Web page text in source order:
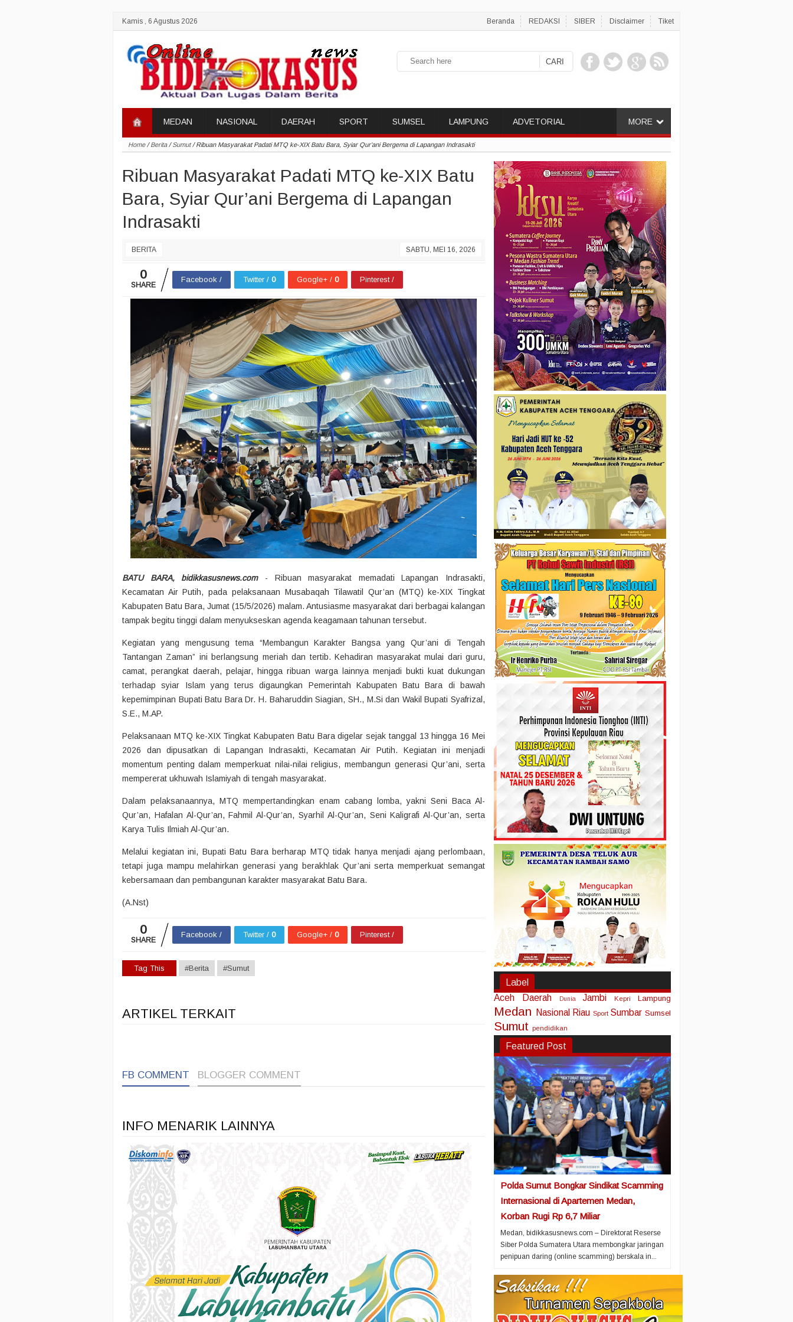
Kamis , 6 Agustus 2026 Beranda REDAKSI SIBER Disclaimer Tiket
MORE
MEDAN NASIONAL DAERAH SPORT SUMSEL LAMPUNG ADVETORIAL
Home/Berita/Sumut/Ribuan Masyarakat Padati MTQ ke-XIX Batu Bara, Syiar Qur’ani Bergema di Lapangan Indrasakti
Ribuan Masyarakat Padati MTQ ke-XIX Batu
Bara, Syiar Qur’ani Bergema di Lapangan
Indrasakti
BERITA SABTU, MEI 16, 2026
0
SHARE
Facebook / Twitter / 0 Google+ / 0 Pinterest /
BATU BARA, bidikkasusnews.com- Ribuan masyarakat memadati Lapangan Indrasakti,
Kecamatan Air Putih, pada pelaksanaan Musabaqah Tilawatil Qur’an (MTQ) ke-XIX Tingkat
Kabupaten Batu Bara, Jumat (15/5/2026) malam. Antusiasme masyarakat dari berbagai kalangan
tampak begitu tinggi dalam menyukseskan agenda keagamaan tahunan tersebut.
Kegiatan yang mengusung tema “Membangun Karakter Bangsa yang Qur’ani di Tengah
Tantangan Zaman” ini berlangsung meriah dan tertib. Kehadiran masyarakat mulai dari guru,
camat, perangkat daerah, pelajar, hingga ribuan warga lainnya menjadi bukti kuat dukungan
terhadap syiar Islam yang terus digaungkan Pemerintah Kabupaten Batu Bara di bawah
kepemimpinan Bupati Batu Bara Dr. H. Baharuddin Siagian, SH., M.Si dan Wakil Bupati Syafrizal,
S.E., M.AP.
Pelaksanaan MTQ ke-XIX Tingkat Kabupaten Batu Bara digelar sejak tanggal 13 hingga 16 Mei
2026 dan dipusatkan di Lapangan Indrasakti, Kecamatan Air Putih. Kegiatan ini menjadi
momentum penting dalam memperkuat nilai-nilai religius, membangun generasi Qur’ani, serta
mempererat ukhuwah Islamiyah di tengah masyarakat.
Dalam pelaksanaannya, MTQ mempertandingkan enam cabang lomba, yakni Seni Baca Al-
Qur’an, Hafalan Al-Qur’an, Fahmil Al-Qur’an, Syarhil Al-Qur’an, Seni Kaligrafi Al-Qur’an, serta
Karya Tulis Ilmiah Al-Qur’an.
Melalui kegiatan ini, Bupati Batu Bara berharap MTQ tidak hanya menjadi ajang perlombaan,
tetapi juga mampu melahirkan generasi yang berakhlak Qur’ani serta memperkuat semangat
kebersamaan dan pembangunan karakter masyarakat Batu Bara.
(A.Nst)
0
SHARE
Facebook / Twitter / 0 Google+ / 0 Pinterest /
Tag This #Berita #Sumut
ARTIKEL TERKAIT
FB COMMENT BLOGGER COMMENT
INFO MENARIK LAINNYA
Label
Aceh
Daerah Dunia Jambi Kepri Lampung
Medan Nasional Riau Sport Sumbar Sumsel
Sumut pendidikan
Featured Post
Polda Sumut Bongkar Sindikat Scamming
Internasional di Apartemen Medan,
Korban Rugi Rp 6,7 Miliar
Medan, bidikkasusnews.com – Direktorat Reserse
Siber Polda Sumatera Utara membongkar jaringan
penipuan daring (online scamming) berskala in...